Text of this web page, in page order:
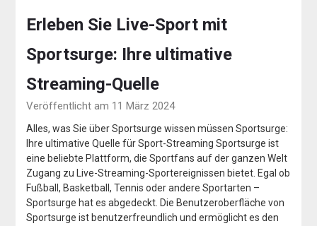
Erleben Sie Live-Sport mit
Sportsurge: Ihre ultimative
Streaming-Quelle
Veröffentlicht am 11 März 2024
Alles, was Sie über Sportsurge wissen müssen Sportsurge:
Ihre ultimative Quelle für Sport-Streaming Sportsurge ist
eine beliebte Plattform, die Sportfans auf der ganzen Welt
Zugang zu Live-Streaming-Sportereignissen bietet. Egal ob
Fußball, Basketball, Tennis oder andere Sportarten –
Sportsurge hat es abgedeckt. Die Benutzeroberfläche von
Sportsurge ist benutzerfreundlich und ermöglicht es den